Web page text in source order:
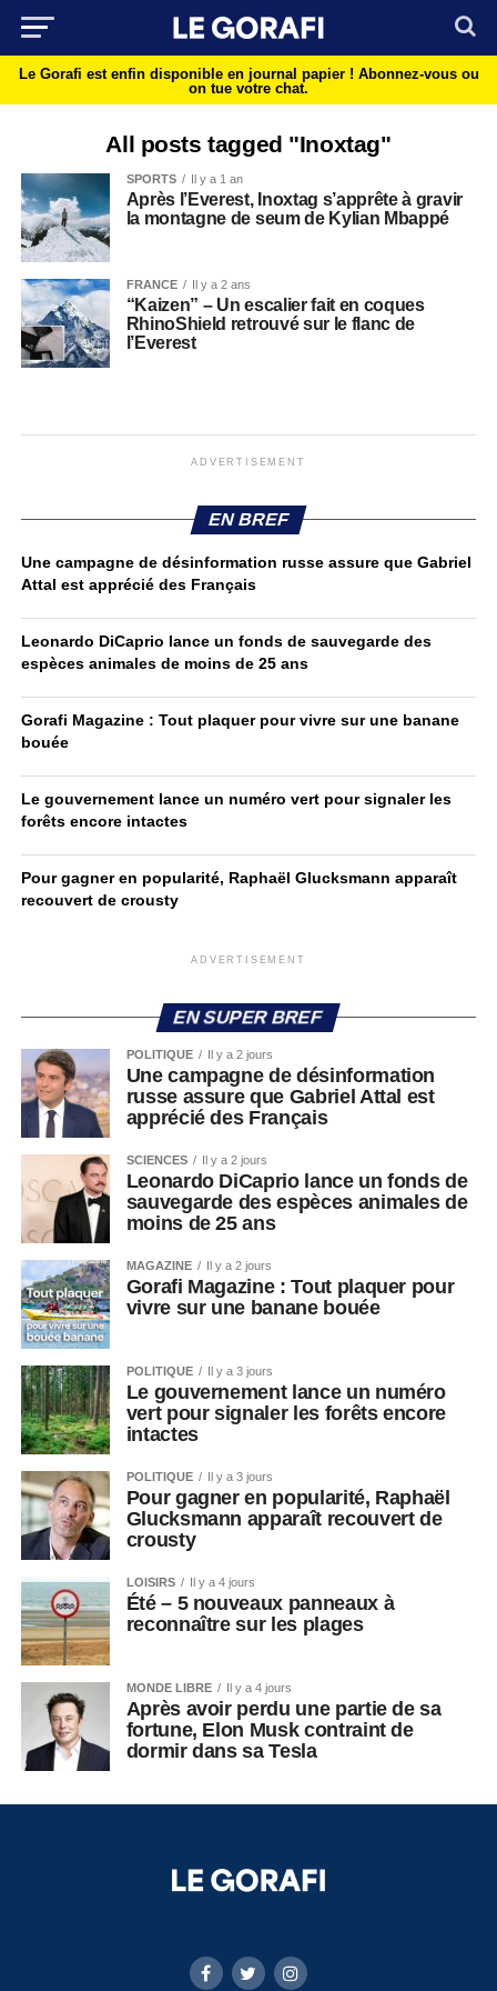
Le Gorafi est enfin disponible en journal papier ! Abonnez-vous ou
on tue votre chat.
All posts tagged "Inoxtag"
SPORTS Il y a 1 an
Après l’Everest, Inoxtag s’apprête à gravir
la montagne de seum de Kylian Mbappé
FRANCE Il y a 2 ans
“Kaizen” – Un escalier fait en coques
RhinoShield retrouvé sur le flanc de
l’Everest
ADVERTISEMENT
EN BREF
Une campagne de désinformation russe assure que Gabriel
Attal est apprécié des Français
Leonardo DiCaprio lance un fonds de sauvegarde des
espèces animales de moins de 25 ans
Gorafi Magazine : Tout plaquer pour vivre sur une banane
bouée
Le gouvernement lance un numéro vert pour signaler les
forêts encore intactes
Pour gagner en popularité, Raphaël Glucksmann apparaît
recouvert de crousty
ADVERTISEMENT
EN SUPER BREF
POLITIQUE Il y a 2 jours
Une campagne de désinformation
russe assure que Gabriel Attal est
apprécié des Français
SCIENCES Il y a 2 jours
Leonardo DiCaprio lance un fonds de
sauvegarde des espèces animales de
moins de 25 ans
MAGAZINE Il y a 2 jours
Gorafi Magazine : Tout plaquer pour
vivre sur une banane bouée
POLITIQUE Il y a 3 jours
Le gouvernement lance un numéro
vert pour signaler les forêts encore
intactes
POLITIQUE Il y a 3 jours
Pour gagner en popularité, Raphaël
Glucksmann apparaît recouvert de
crousty
LOISIRS Il y a 4 jours
Été – 5 nouveaux panneaux à
reconnaître sur les plages
MONDE LIBRE Il y a 4 jours
Après avoir perdu une partie de sa
fortune, Elon Musk contraint de
dormir dans sa Tesla